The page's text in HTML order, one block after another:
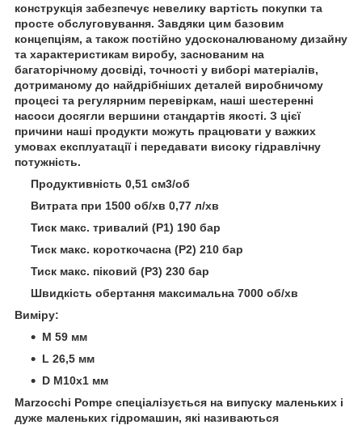
конструкція забезпечує невелику вартість покупки та
просте обслуговування. Завдяки цим базовим
концепціям, а також постійно удосконалюваному дизайну
та характеристикам виробу, заснованим на
багаторічному досвіді, точності у виборі матеріалів,
дотриманому до найдрібніших деталей виробничому
процесі та регулярним перевіркам, наші шестеренні
насоси досягли вершини стандартів якості. З цієї
причини наші продукти можуть працювати у важких
умовах експлуатації і передавати високу гідравлічну
потужність.
Продуктивність 0,51 см3/об
Витрата при 1500 об/хв 0,77 л/хв
Тиск макс. тривалий (Р1) 190 бар
Тиск макс. короткочасна (Р2) 210 бар
Тиск макс. піковий (Р3) 230 бар
Швидкість обертання максимальна 7000 об/хв
Виміру:
M 59 мм
L 26,5 мм
D М10х1 мм
Marzocchi Pompe спеціалізується на випуску маленьких і
дуже маленьких гідромашин, які називаються